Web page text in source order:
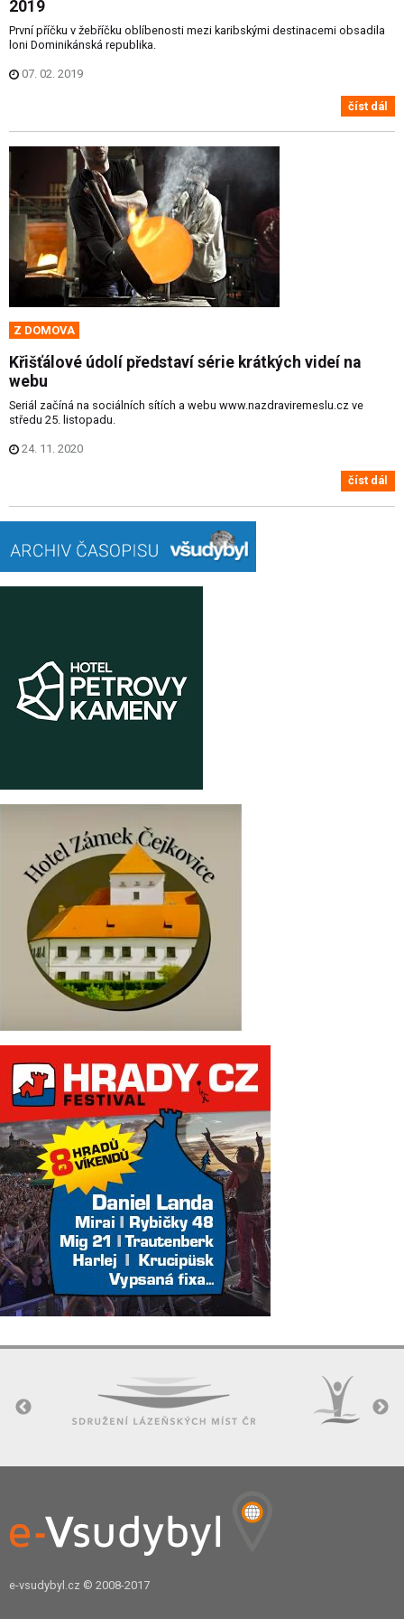
2019
První příčku v žebříčku oblíbenosti mezi karibskými destinacemi obsadila
loni Dominikánská republika.
07. 02. 2019
číst dál
Z DOMOVA
Křišťálové údolí představí série krátkých videí na
webu
Seriál začíná na sociálních sítích a webu www.nazdraviremeslu.cz ve
středu 25. listopadu.
24. 11. 2020
číst dál
e-vsudybyl.cz © 2008-2017